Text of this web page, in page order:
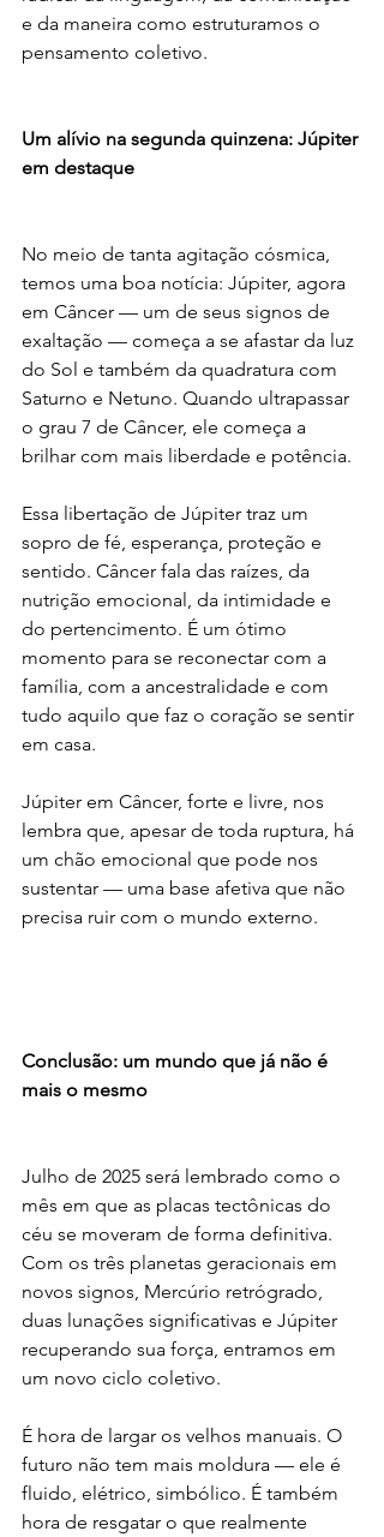
e da maneira como estruturamos o
pensamento coletivo.
Um alívio na segunda quinzena: Júpiter
em destaque
No meio de tanta agitação cósmica,
temos uma boa notícia: Júpiter, agora
em Câncer — um de seus signos de
exaltação — começa a se afastar da luz
do Sol e também da quadratura com
Saturno e Netuno. Quando ultrapassar
o grau 7 de Câncer, ele começa a
brilhar com mais liberdade e potência.
Essa libertação de Júpiter traz um
sopro de fé, esperança, proteção e
sentido. Câncer fala das raízes, da
nutrição emocional, da intimidade e
do pertencimento. É um ótimo
momento para se reconectar com a
família, com a ancestralidade e com
tudo aquilo que faz o coração se sentir
em casa.
Júpiter em Câncer, forte e livre, nos
lembra que, apesar de toda ruptura, há
um chão emocional que pode nos
sustentar — uma base afetiva que não
precisa ruir com o mundo externo.
Conclusão: um mundo que já não é
mais o mesmo
Julho de 2025 será lembrado como o
mês em que as placas tectônicas do
céu se moveram de forma definitiva.
Com os três planetas geracionais em
novos signos, Mercúrio retrógrado,
duas lunações significativas e Júpiter
recuperando sua força, entramos em
um novo ciclo coletivo.
É hora de largar os velhos manuais. O
futuro não tem mais moldura — ele é
fluido, elétrico, simbólico. É também
hora de resgatar o que realmente